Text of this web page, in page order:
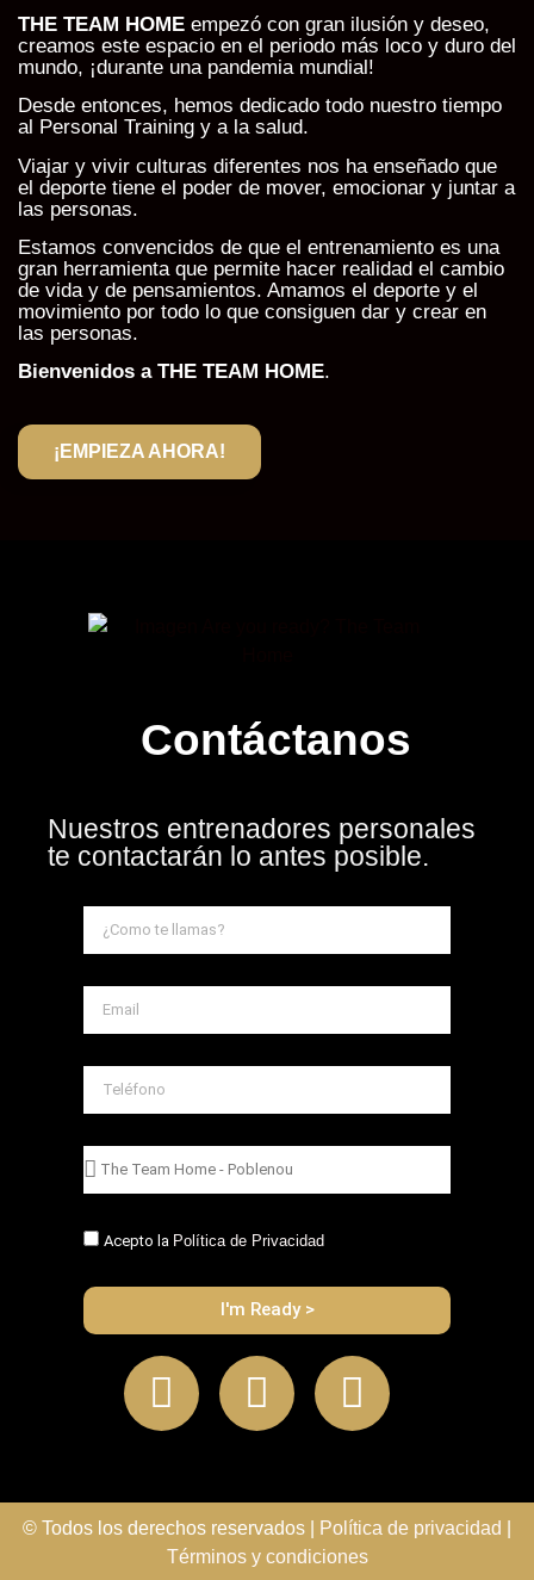
THE TEAM HOME empezó con gran ilusión y deseo,
creamos este espacio en el periodo más loco y duro del
mundo, ¡durante una pandemia mundial!
Desde entonces, hemos dedicado todo nuestro tiempo
al Personal Training y a la salud.
Viajar y vivir culturas diferentes nos ha enseñado que
el deporte tiene el poder de mover, emocionar y juntar a
las personas.
Estamos convencidos de que el entrenamiento es una
gran herramienta que permite hacer realidad el cambio
de vida y de pensamientos. Amamos el deporte y el
movimiento por todo lo que consiguen dar y crear en
las personas.
Bienvenidos a THE TEAM HOME.
¡EMPIEZA AHORA!
Contáctanos
Nuestros entrenadores personales
te contactarán lo antes posible.
Acepto la Política de Privacidad
I'm Ready >
© Todos los derechos reservados | Política de privacidad
Términos y condiciones